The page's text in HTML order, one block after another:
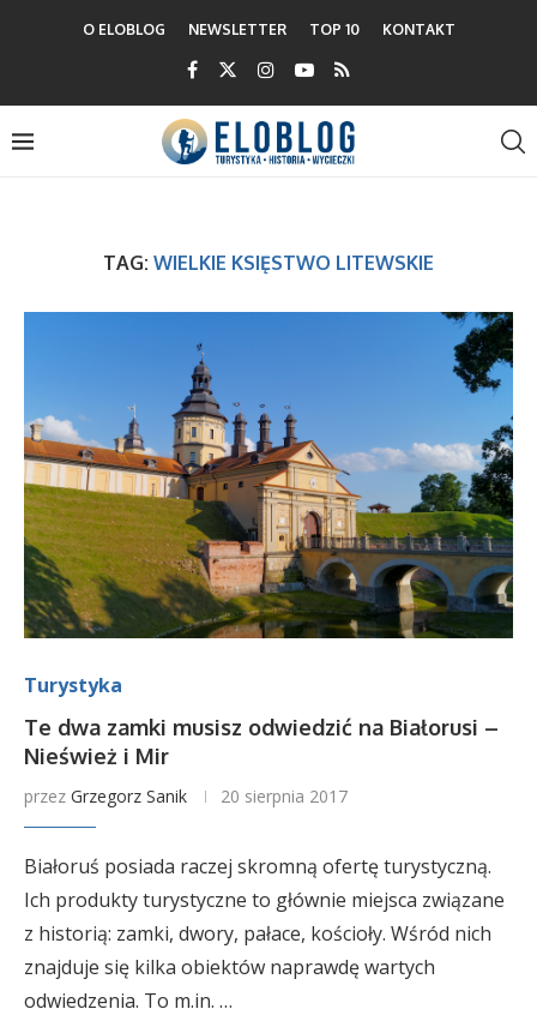
O ELOBLOG NEWSLETTER TOP 10 KONTAKT
TAG: WIELKIE KSIĘSTWO LITEWSKIE
Turystyka
Te dwa zamki musisz odwiedzić na Białorusi –
Nieśwież i Mir
przez Grzegorz Sanik 20 sierpnia 2017
Białoruś posiada raczej skromną ofertę turystyczną.
Ich produkty turystyczne to głównie miejsca związane
z historią: zamki, dwory, pałace, kościoły. Wśród nich
znajduje się kilka obiektów naprawdę wartych
odwiedzenia. To m.in. …